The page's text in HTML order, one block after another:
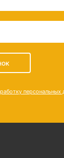
персональных